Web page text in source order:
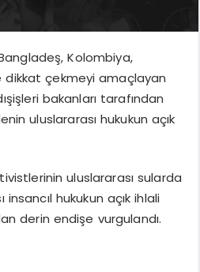
Kolombiya,
dikkat çekmeyi amaçlayan
bakanları tarafından
uluslararası hukukun açık
uluslararası sularda
insancıl hukukun açık ihlali
derin endişe vurgulandı.